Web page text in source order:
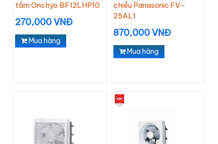
tắm Onchyo BF12LHP10
270,000 VNĐ
Mua hàng
chiều Panasonic FV-
25AL1
870,000 VNĐ
Mua hàng